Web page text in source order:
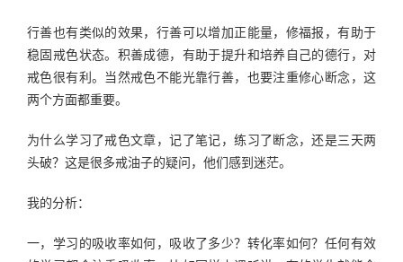
行善也有类似的效果，行善可以增加正能量，修福报，有助于
稳固戒色状态。积善成德，有助于提升和培养自己的德行，对
戒色很有利。当然戒色不能光靠行善，也要注重修心断念，这
两个方面都重要。
为什么学习了戒色文章，记了笔记，练习了断念，还是三天两
头破？这是很多戒油子的疑问，他们感到迷茫。
我的分析：
一，学习的吸收率如何，吸收了多少？转化率如何？任何有效